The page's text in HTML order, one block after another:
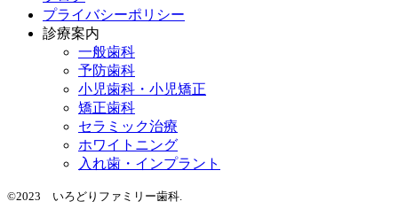
プライバシーポリシー
診療案内
一般歯科
予防歯科
小児歯科・小児矯正
矯正歯科
セラミック治療
ホワイトニング
入れ歯・インプラント
©2023 いろどりファミリー歯科.